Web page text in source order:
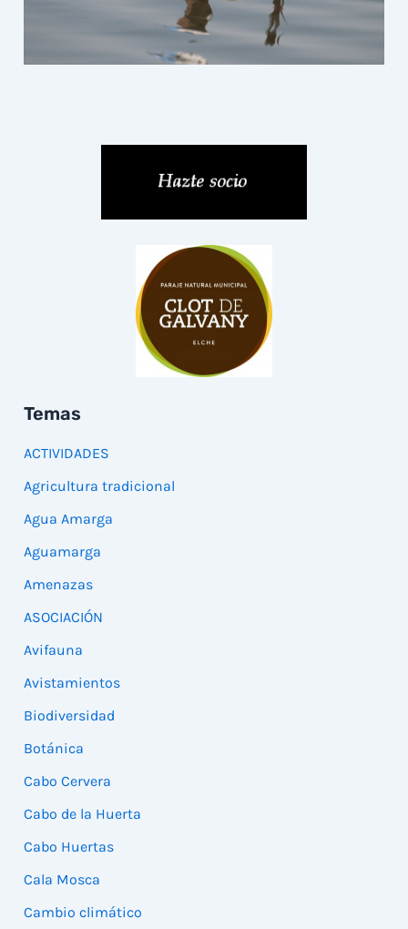
Temas
ACTIVIDADES
Agricultura tradicional
Agua Amarga
Aguamarga
Amenazas
ASOCIACIÓN
Avifauna
Avistamientos
Biodiversidad
Botánica
Cabo Cervera
Cabo de la Huerta
Cabo Huertas
Cala Mosca
Cambio climático